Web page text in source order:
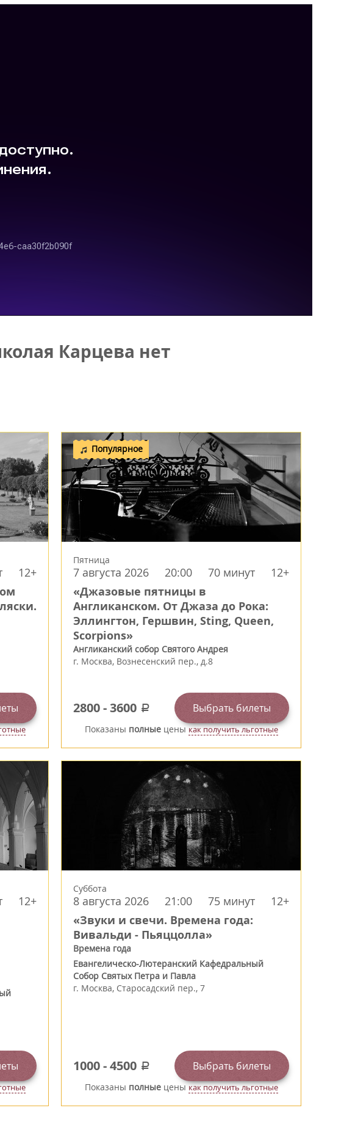
Карцева нет
12+
Популярное
Пятница
7 августа 2026 20:00 70 минут 12+
«Джазовые пятницы в
Англиканском. От Джаза до Рока:
Эллингтон, Гершвин, Sting, Queen,
Scorpions»
Англиканский собор Святого Андрея
г. Москва, Вознесенский пер., д.8
2800-3600 a Выбрать билеты
Показаны полныеценыкак получить льготные
12+
Суббота
8 августа 2026 21:00 75 минут 12+
«Звуки и свечи. Времена года:
Вивальди - Пьяццолла»
Времена года
Евангелическо-Лютеранский Кафедральный
Собор Святых Петра и Павла
г. Москва, Старосадский пер., 7
1000-4500 a Выбрать билеты
Показаны полныеценыкак получить льготные